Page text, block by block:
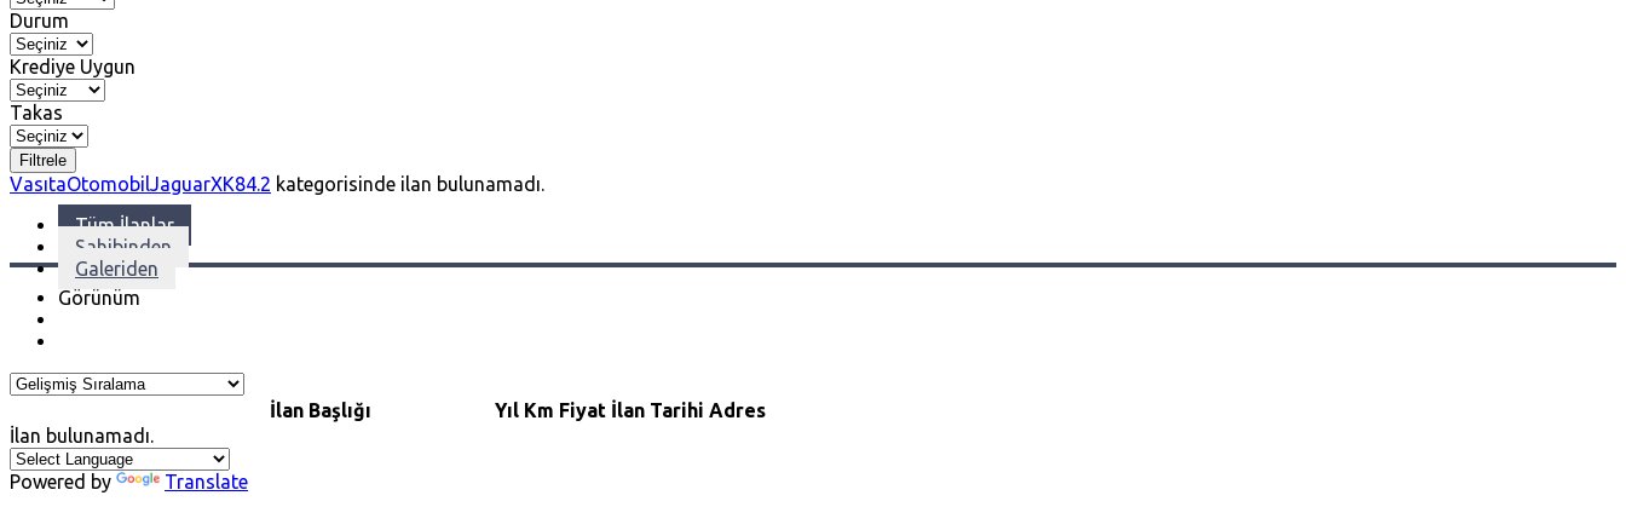
Durum
Krediye Uygun
Takas
Filtrele
VasıtaOtomobilJaguarXK84.2 kategorisinde ilan bulunamadı.
Tüm İlanlar
Sahibinden
Galeriden
Görünüm
İlan Başlığı Yıl Km Fiyat İlan Tarihi Adres
İlan bulunamadı.
Powered by Translate